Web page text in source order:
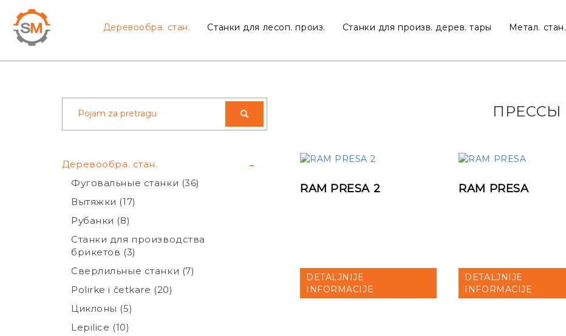
Деревообра. стан. Станки для лесоп. произ. Станки для произв. дерев. тары Метал. стан.
Деревообра. стан. -
Фуговальные станки (36)
Вытяжки (17)
Рубанки (8)
Станки для производства
брикетов (3)
Сверлильные станки (7)
Polirke i četkare (20)
Циклоны (5)
Lepilice (10)
ПРЕССЫ
RAM PRESA 2
DETALJNIJE
INFORMACIJE
RAM PRESA
DETALJNIJE
INFORMACIJE